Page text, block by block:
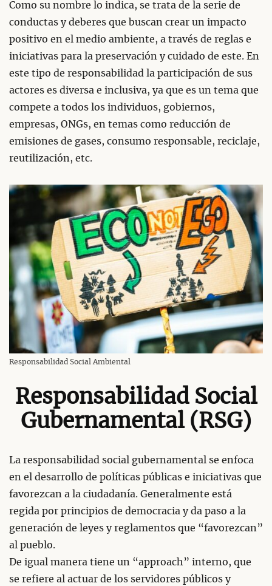
Como su nombre lo indica, se trata de la serie de
conductas y deberes que buscan crear un impacto
positivo en el medio ambiente, a través de reglas e
iniciativas para la preservación y cuidado de este. En
este tipo de responsabilidad la participación de sus
actores es diversa e inclusiva, ya que es un tema que
compete a todos los individuos, gobiernos,
empresas, ONGs, en temas como reducción de
emisiones de gases, consumo responsable, reciclaje,
reutilización, etc.
Responsabilidad Social Ambiental
Responsabilidad Social
Gubernamental (RSG)
La responsabilidad social gubernamental se enfoca
en el desarrollo de políticas públicas e iniciativas que
favorezcan a la ciudadanía. Generalmente está
regida por principios de democracia y da paso a la
generación de leyes y reglamentos que “favorezcan”
al pueblo.
De igual manera tiene un “approach” interno, que
se refiere al actuar de los servidores públicos y